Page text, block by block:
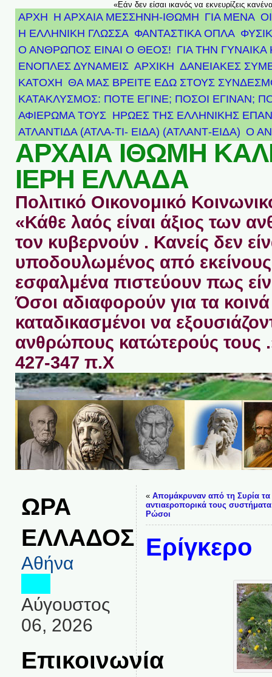
«Εάν δεν είσαι ικανός να εκνευρίζεις
ΑΡΧΗ Η ΑΡΧΑΙΑ ΜΕΣΣΗΝΗ-ΙΘΩΜΗ ΓΙΑ ΜΕΝΑ
Η ΕΛΛΗΝΙΚΗ ΓΛΩΣΣΑ ΦΑΝΤΑΣΤΙΚΑ ΟΠΛΑ
Ο ΑΝΘΡΩΠΟΣ ΕΙΝΑΙ Ο ΘΕΟΣ! ΓΙΑ ΤΗΝ ΓΥΝΑΙΚΑ
ΕΝΟΠΛΕΣ ΔΥΝΑΜΕΙΣ ΑΡΧΙΚΉ ΔΑΝΕΙΑΚΕΣ
ΚΑΤΟΧΗ ΘΑ ΜΑΣ ΒΡΕΙΤΕ ΕΔΩ ΣΤΟΥΣ
ΚΑΤΑΚΛΥΣΜΟΣ: ΠΟΤΕ ΕΓΙΝΕ; ΠΟΣΟΙ ΕΓΙΝΑΝ;
ΑΦΙΈΡΩΜΑ ΤΟΥΣ ΉΡΩΕΣ ΤΗΣ ΕΛΛΗΝΙΚΉΣ
ΑΤΛΑΝΤΊΔΑ (ΑΤΛΑ-ΤΙ- ΕΙΔΑ) (ΑΤΛΑΝΤ-ΕΙΔΑ) Ο
ΑΡΧΑΙΑ ΙΘΩΜΗ
ΙΕΡΗ ΕΛΛΑΔΑ
Πολιτικό Οικονομικό
«Κάθε λαός είναι άξιος των
τον κυβερνούν . Κανείς δεν
υποδουλωμένος από
εσφαλμένα πιστεύουν πως
Όσοι αδιαφορούν για τα κοινά
καταδικασμένοι να
ανθρώπους κατώτερούς τους
427-347 π.Χ
ΩΡΑ
ΕΛΛΑΔΟΣ
Αθήνα
Αύγουστος
06, 2026
Επικοινωνία
« Απομάκρυναν από τη Συρία τα
αντιαεροπορικά τους συστήματα
Ρώσοι
Ερίγκερο